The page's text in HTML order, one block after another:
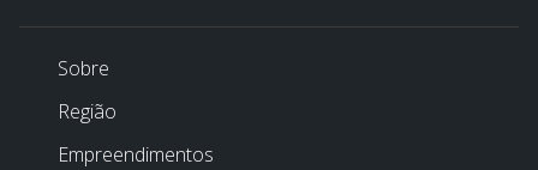
Sobre
Região
Empreendimentos